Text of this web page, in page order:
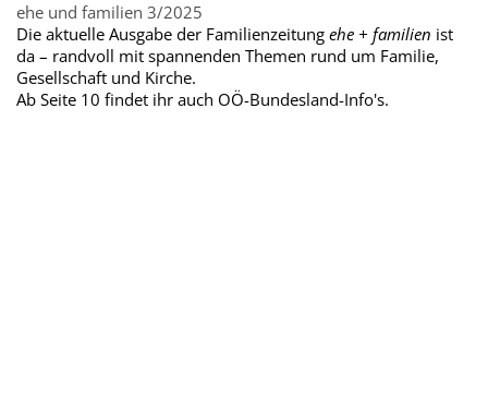
ehe und familien 3/2025
Die aktuelle Ausgabe der Familienzeitung ehe + familien ist
da – randvoll mit spannenden Themen rund um Familie,
Gesellschaft und Kirche.
Ab Seite 10 findet ihr auch OÖ-Bundesland-Info's.